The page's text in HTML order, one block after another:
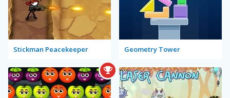
Stickman Peacekeeper Geometry Tower